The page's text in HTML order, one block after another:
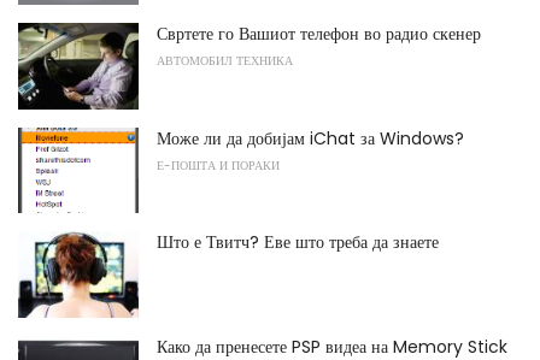
Свртете го Вашиот телефон во радио скенер
АВТОМОБИЛ ТЕХНИКА
Може ли да добијам iChat за Windows?
Е-ПОШТА И ПОРАКИ
Што е Твитч? Еве што треба да знаете
Како да пренесете PSP видеа на Memory Stick